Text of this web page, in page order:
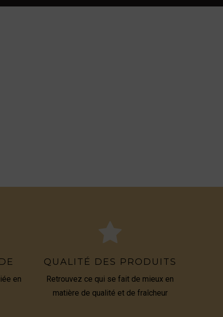
en
QUALITÉ DES PRODUITS
Retrouvez ce qui se fait de mieux en
matière de qualité et de fraîcheur